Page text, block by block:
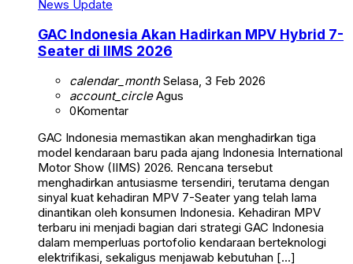
News Update
GAC Indonesia Akan Hadirkan MPV Hybrid 7-
Seater di IIMS 2026
calendar_monthSelasa, 3 Feb 2026
account_circleAgus
0Komentar
GAC Indonesia memastikan akan menghadirkan tiga
model kendaraan baru pada ajang Indonesia International
Motor Show (IIMS) 2026. Rencana tersebut
menghadirkan antusiasme tersendiri, terutama dengan
sinyal kuat kehadiran MPV 7-Seater yang telah lama
dinantikan oleh konsumen Indonesia. Kehadiran MPV
terbaru ini menjadi bagian dari strategi GAC Indonesia
dalam memperluas portofolio kendaraan berteknologi
elektrifikasi, sekaligus menjawab kebutuhan […]